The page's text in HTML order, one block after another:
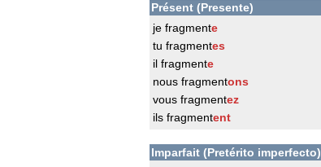
Présent (Presente)
je fragmente
tu fragmentes
il fragmente
nous fragmentons
vous fragmentez
ils fragmentent
Imparfait (Pretérito imperfecto)